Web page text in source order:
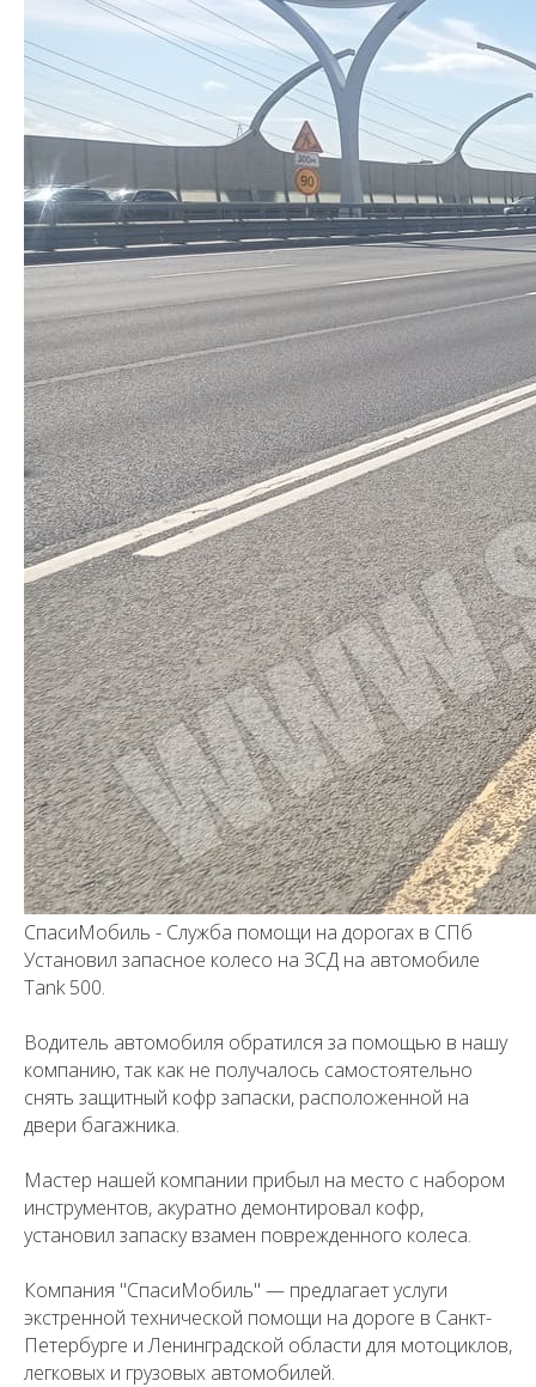
СпасиМобиль - Служба помощи на дорогах в СПб
Установил запасное колесо на ЗСД на автомобиле
Tank 500.
Водитель автомобиля обратился за помощью в нашу
компанию, так как не получалось самостоятельно
снять защитный кофр запаски, расположенной на
двери багажника.
Мастер нашей компании прибыл на место с набором
инструментов, акуратно демонтировал кофр,
установил запаску взамен поврежденного колеса.
Компания "СпасиМобиль" — предлагает услуги
экстренной технической помощи на дороге в Санкт-
Петербурге и Ленинградской области для мотоциклов,
легковых и грузовых автомобилей.